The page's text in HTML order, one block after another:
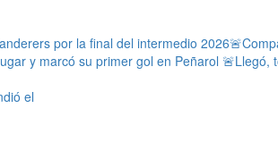
por la final del intermedio 2026
y marcó su primer gol en Peñarol 🚨Llegó,